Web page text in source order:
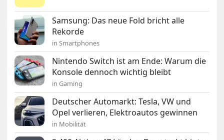
Samsung: Das neue Fold bricht alle
Rekorde
in Smartphones
Nintendo Switch ist am Ende: Warum die
Konsole dennoch wichtig bleibt
in Gaming
Deutscher Automarkt: Tesla, VW und
Opel verlieren, Elektroautos gewinnen
in Mobilität